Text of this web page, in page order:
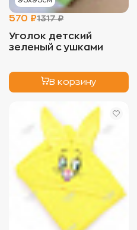
570 ₽1317 ₽
Уголок детский
зеленый с ушками
В корзину